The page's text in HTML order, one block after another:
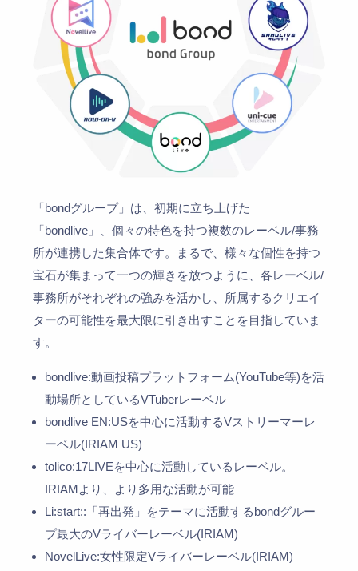
「bondグループ」は、初期に立ち上げた
「bondlive」、個々の特色を持つ複数のレーベル/事務
所が連携した集合体です。まるで、様々な個性を持つ
宝石が集まって一つの輝きを放つように、各レーベル/
事務所がそれぞれの強みを活かし、所属するクリエイ
ターの可能性を最大限に引き出すことを目指していま
す。
bondlive:動画投稿プラットフォーム(YouTube等)を活
動場所としているVTuberレーベル
bondlive EN:USを中心に活動するVストリーマーレ
ーベル(IRIAM US)
tolico:17LIVEを中心に活動しているレーベル。
IRIAMより、より多用な活動が可能
Li:start::「再出発」をテーマに活動するbondグルー
プ最大のVライバーレーベル(IRIAM)
NovelLive:女性限定Vライバーレーベル(IRIAM)